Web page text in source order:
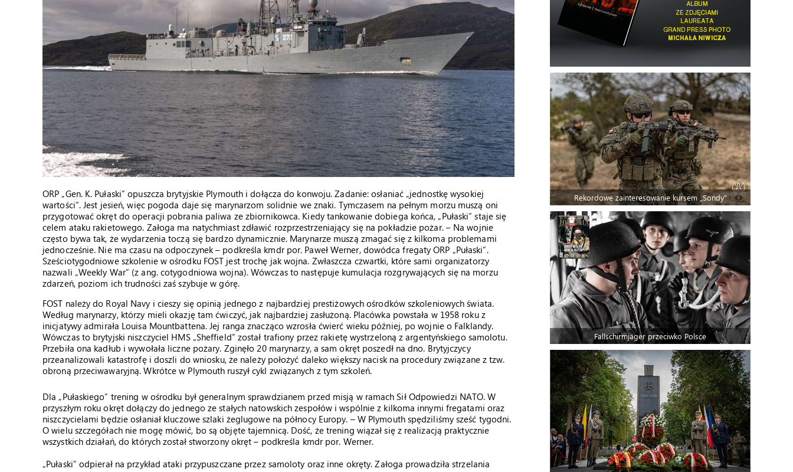
ORP „Gen. K. Pułaski” opuszcza brytyjskie Plymouth i dołącza do konwoju. Zadanie: osłaniać „jednostkę wysokiej
wartości”. Jest jesień, więc pogoda daje się marynarzom solidnie we znaki. Tymczasem na pełnym morzu muszą oni
przygotować okręt do operacji pobrania paliwa ze zbiornikowca. Kiedy tankowanie dobiega końca, „Pułaski” staje się
celem ataku rakietowego. Załoga ma natychmiast zdławić rozprzestrzeniający się na pokładzie pożar. – Na wojnie
często bywa tak, że wydarzenia toczą się bardzo dynamicznie. Marynarze muszą zmagać się z kilkoma problemami
jednocześnie. Nie ma czasu na odpoczynek – podkreśla kmdr por. Paweł Werner, dowódca fregaty ORP „Pułaski”.
Sześciotygodniowe szkolenie w ośrodku FOST jest trochę jak wojna. Zwłaszcza czwartki, które sami organizatorzy
nazwali „Weekly War” (z ang. cotygodniowa wojna). Wówczas to następuje kumulacja rozgrywających się na morzu
zdarzeń, poziom ich trudności zaś szybuje w górę.
FOST należy do Royal Navy i cieszy się opinią jednego z najbardziej prestiżowych ośrodków szkoleniowych świata.
Według marynarzy, którzy mieli okazję tam ćwiczyć, jak najbardziej zasłużoną. Placówka powstała w 1958 roku z
inicjatywy admirała Louisa Mountbattena. Jej ranga znacząco wzrosła ćwierć wieku później, po wojnie o Falklandy.
Wówczas to brytyjski niszczyciel HMS „Sheffield” został trafiony przez rakietę wystrzeloną z argentyńskiego samolotu.
Przebiła ona kadłub i wywołała liczne pożary. Zginęło 20 marynarzy, a sam okręt poszedł na dno. Brytyjczycy
przeanalizowali katastrofę i doszli do wniosku, że należy położyć daleko większy nacisk na procedury związane z tzw.
obroną przeciwawaryjną. Wkrótce w Plymouth ruszył cykl związanych z tym szkoleń.
Dla „Pułaskiego” trening w ośrodku był generalnym sprawdzianem przed misją w ramach Sił Odpowiedzi NATO. W
przyszłym roku okręt dołączy do jednego ze stałych natowskich zespołów i wspólnie z kilkoma innymi fregatami oraz
niszczycielami będzie osłaniał kluczowe szlaki żeglugowe na północy Europy. – W Plymouth spędziliśmy sześć tygodni.
O wielu szczegółach nie mogę mówić, bo są objęte tajemnicą. Dość, że trening wiązał się z realizacją praktycznie
wszystkich działań, do których został stworzony okręt – podkreśla kmdr por. Werner.
„Pułaski” odpierał na przykład ataki przypuszczane przez samoloty oraz inne okręty. Załoga prowadziła strzelania
Rekordowe zainteresowanie kursem „Sondy”
Fallschirmjäger przeciwko Polsce